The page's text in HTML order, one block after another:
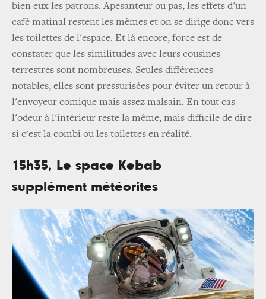
bien eux les patrons. Apesanteur ou pas, les effets d'un
café matinal restent les mêmes et on se dirige donc vers
les toilettes de l'espace. Et là encore, force est de
constater que les similitudes avec leurs cousines
terrestres sont nombreuses. Seules différences
notables, elles sont pressurisées pour éviter un retour à
l'envoyeur comique mais assez malsain. En tout cas
l'odeur à l'intérieur reste la même, mais difficile de dire
si c'est la combi ou les toilettes en réalité.
15h35, Le space Kebab
supplément météorites